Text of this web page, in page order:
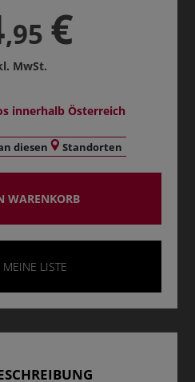
,95 €
MwSt.
innerhalb Österreich
diesen Standorten
WARENKORB
LISTE